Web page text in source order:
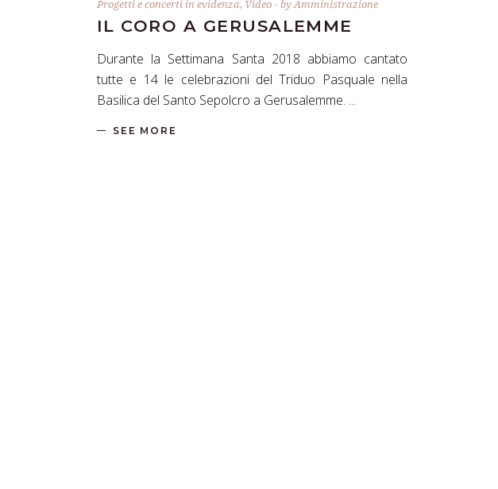
Progetti e concerti in evidenza, Video byAmministrazione
IL CORO A GERUSALEMME
Durante la Settimana Santa 2018 abbiamo cantato
tutte e 14 le celebrazioni del Triduo Pasquale nella
Basilica del Santo Sepolcro a Gerusalemme.
SEE MORE